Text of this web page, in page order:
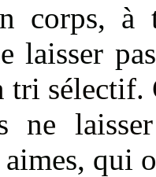
corps, à
laisser
tri sélectif.
ne
qui